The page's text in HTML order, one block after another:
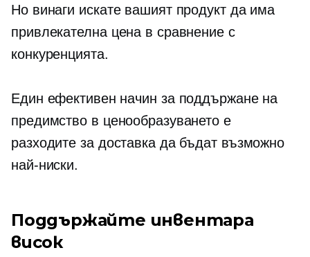
Но винаги искате вашият продукт да има
привлекателна цена в сравнение с
конкуренцията.
Един ефективен начин за поддържане на
предимство в ценообразуването е
разходите за доставка да бъдат възможно
най-ниски.
Поддържайте инвентара
висок